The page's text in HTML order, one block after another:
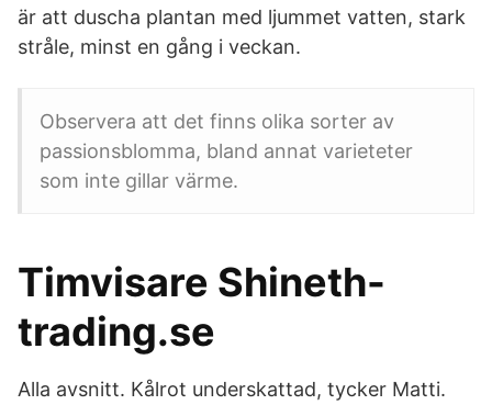
är att duscha plantan med ljummet vatten, stark
stråle, minst en gång i veckan.
Observera att det finns olika sorter av
passionsblomma, bland annat varieteter
som inte gillar värme.
Timvisare Shineth-
trading.se
Alla avsnitt. Kålrot underskattad, tycker Matti.